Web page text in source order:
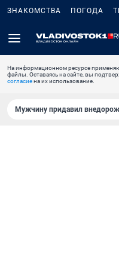
ЗНАКОМСТВА ПОГОДА
На информационном ресурсе
файлы. Оставаясь на сайте, вы
согласиена их использование.
Мужчину придавил